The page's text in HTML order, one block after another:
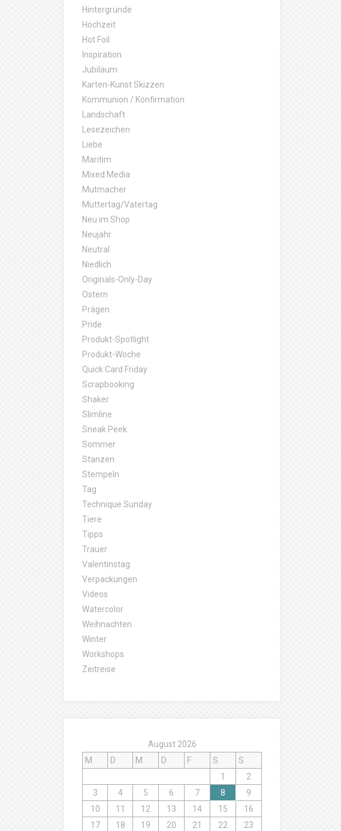
Hintergründe
Hochzeit
Hot Foil
Inspiration
Jubiläum
Karten-Kunst Skizzen
Kommunion / Konfirmation
Landschaft
Lesezeichen
Liebe
Maritim
Mixed Media
Mutmacher
Muttertag/Vatertag
Neu im Shop
Neujahr
Neutral
Niedlich
Originals-Only-Day
Ostern
Prägen
Pride
Produkt-Spotlight
Produkt-Woche
Quick Card Friday
Scrapbooking
Shaker
Slimline
Sneak Peek
Sommer
Stanzen
Stempeln
Tag
Technique Sunday
Tiere
Tipps
Trauer
Valentinstag
Verpackungen
Videos
Watercolor
Weihnachten
Winter
Workshops
Zeitreise
August 2026
M
D M D F S
S
1
2
3
4 5 6 7 8
9
10
11 12 13 14 15
16
17
18 19 20 21 22 23